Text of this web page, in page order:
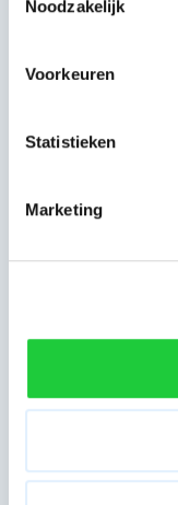
Noodzakelijk
Voorkeuren
Statistieken
Marketing
TÜV certificaat
8x